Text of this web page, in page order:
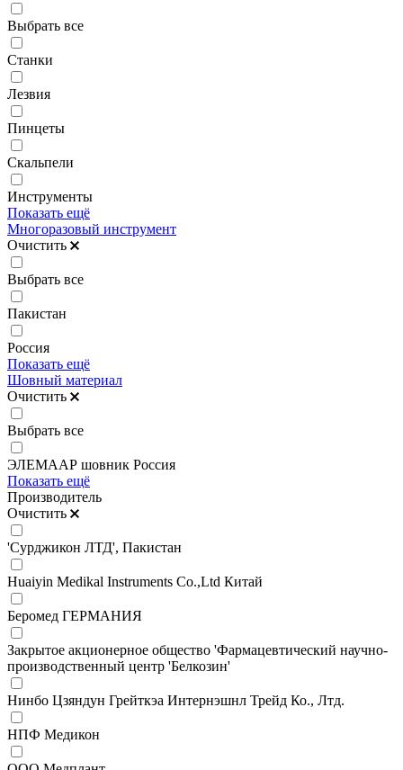
Выбрать все
Станки
Лезвия
Пинцеты
Скальпели
Инструменты
Показать ещё
Многоразовый инструмент
Очистить
Выбрать все
Пакистан
Россия
Показать ещё
Шовный материал
Очистить
Выбрать все
ЭЛЕМААР шовник Россия
Показать ещё
Производитель
Очистить
'Сурджикон ЛТД', Пакистан
Huaiyin Medikal Instruments Co.,Ltd Китай
Беромед ГЕРМАНИЯ
Закрытое акционерное общество 'Фармацевтический научно-
производственный центр 'Белкозин'
Нинбо Цзяндун Грейткэа Интернэшнл Трейд Ко., Лтд.
НПФ Медикон